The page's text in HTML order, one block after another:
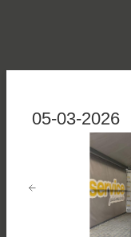
05-03-2026